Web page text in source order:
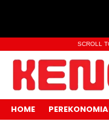
SCROLL
HOME